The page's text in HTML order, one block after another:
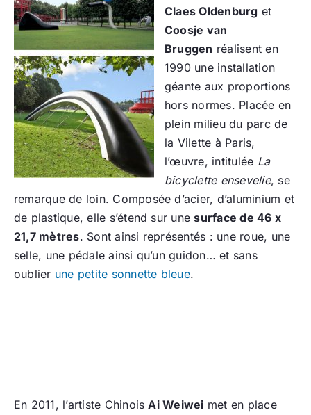
Claes Oldenburg et
Coosje van
Bruggen réalisent en
1990 une installation
géante aux proportions
hors normes. Placée en
plein milieu du parc de
la Vilette à Paris,
l’œuvre, intitulée La
bicyclette ensevelie, se
remarque de loin. Composée d’acier, d’aluminium et
de plastique, elle s’étend sur unesurface de 46 x
21,7 mètres. Sont ainsi représentés : une roue, une
selle, une pédale ainsi qu’un guidon… et sans
oublier une petite sonnette bleue.
En 2011, l’artiste ChinoisAi Weiwei met en place